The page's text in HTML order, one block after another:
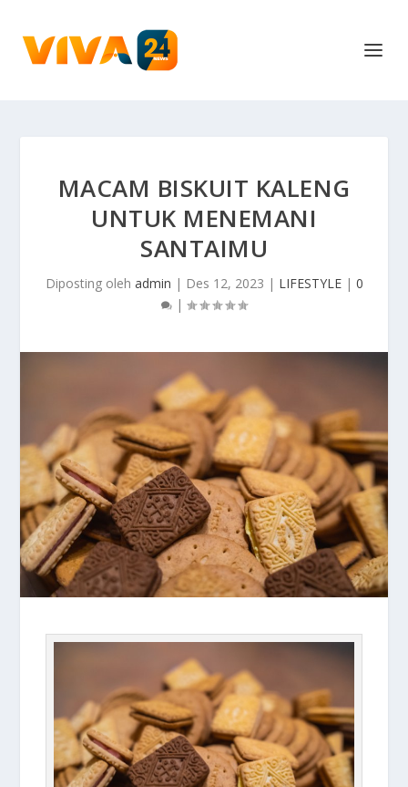
MACAM BISKUIT KALENG
UNTUK MENEMANI
SANTAIMU
Diposting oleh admin | Des 12, 2023 | LIFESTYLE| 0
|